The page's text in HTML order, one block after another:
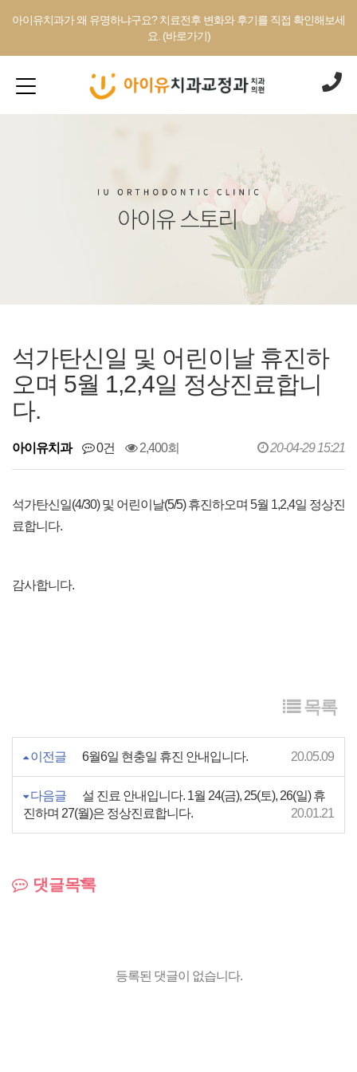
아이유치과가 왜 유명하냐구요? 치료전후 변화와 후기를 직접 확인해보세
요. (바로가기)
석가탄신일 및 어린이날 휴진하
오며 5월 1,2,4일 정상진료합니
다.
아이유치과 0건 2,400회 20-04-29 15:21
석가탄신일(4/30) 및 어린이날(5/5) 휴진하오며 5월 1,2,4일 정상진
료합니다.
감사합니다.
목록
이전글 6월6일 현충일 휴진 안내입니다. 20.05.09
다음글
설 진료 안내입니다. 1월 24(금), 25(토), 26(일) 휴
진하며 27(월)은 정상진료합니다.
20.01.21
댓글목록
등록된 댓글이 없습니다.